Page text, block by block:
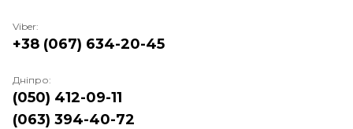
Viber:
+38 (067) 634-20-45
Дніпро:
(050) 412-09-11
(063) 394-40-72